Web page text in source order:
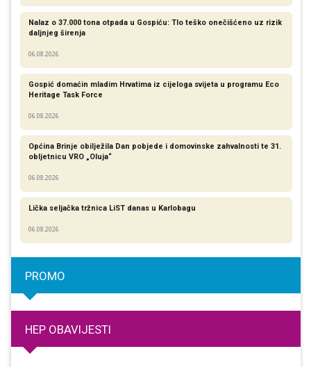
Nalaz o 37.000 tona otpada u Gospiću: Tlo teško onečišćeno uz rizik
daljnjeg širenja
06.08.2026
Gospić domaćin mladim Hrvatima iz cijeloga svijeta u programu Eco
Heritage Task Force
06.08.2026
Općina Brinje obilježila Dan pobjede i domovinske zahvalnosti te 31.
obljetnicu VRO „Oluja“
06.08.2026
Lička seljačka tržnica LiST danas u Karlobagu
06.08.2026
PROMO
HEP OBAVIJESTI